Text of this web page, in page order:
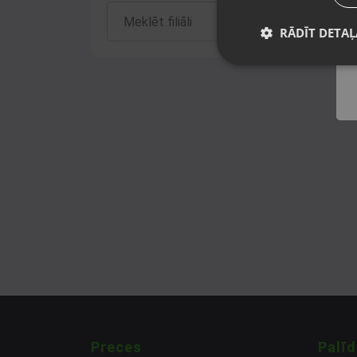
Preces
RĀDĪT